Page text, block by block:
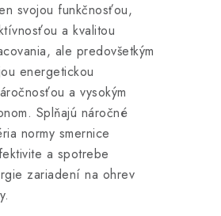
svojou funkčnosťou,
a kvalitou
ale predovšetkým
energetickou
a vysokým
Splňajú náročné
normy smernice
a spotrebe
zariadení na ohrev